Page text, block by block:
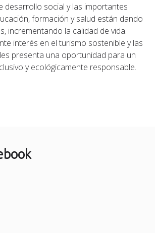
desarrollo social y las importantes
formación y salud están dando
incrementando la calidad de vida.
interés en el turismo sostenible y las
presenta una oportunidad para un
y ecológicamente responsable.